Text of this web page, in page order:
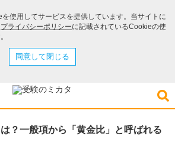
使用してサービスを提供しています。当サイトに
プライバシーポリシーに記載されているCookieの使
同意して閉じる
？一般項から「黄金比」と呼ばれる